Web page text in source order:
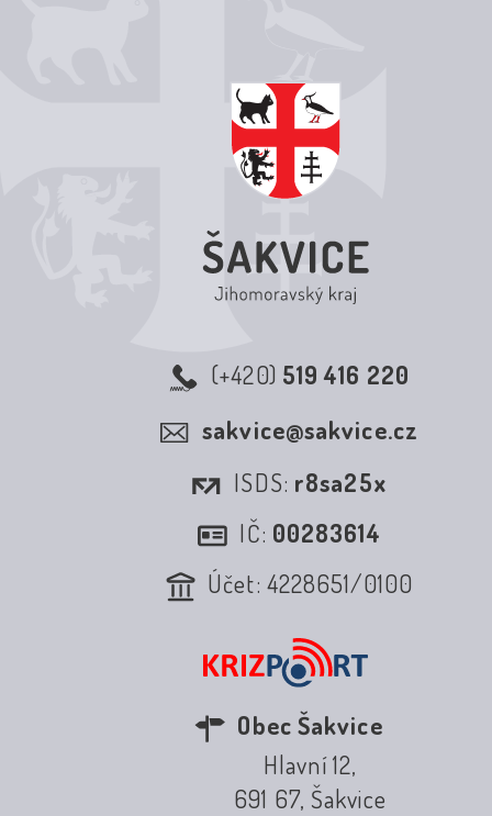
(+420) 519 416 220
sakvice@sakvice.cz
ISDS: r8sa25x
IČ: 00283614
Účet: 4228651/0100
Obec Šakvice
Hlavní 12,
691 67, Šakvice